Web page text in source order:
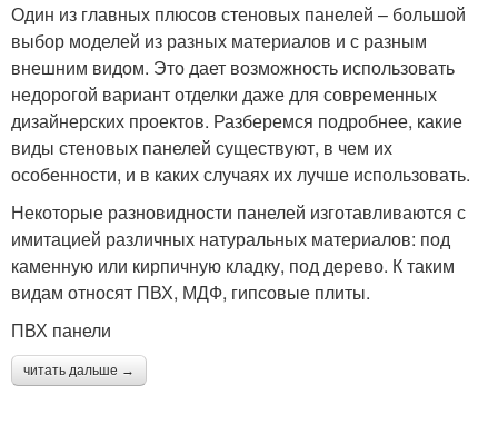
Один из главных плюсов стеновых панелей – большой
выбор моделей из разных материалов и с разным
внешним видом. Это дает возможность использовать
недорогой вариант отделки даже для современных
дизайнерских проектов. Разберемся подробнее, какие
виды стеновых панелей существуют, в чем их
особенности, и в каких случаях их лучше использовать.
Некоторые разновидности панелей изготавливаются с
имитацией различных натуральных материалов: под
каменную или кирпичную кладку, под дерево. К таким
видам относят ПВХ, МДФ, гипсовые плиты.
ПВХ панели
читать дальше →